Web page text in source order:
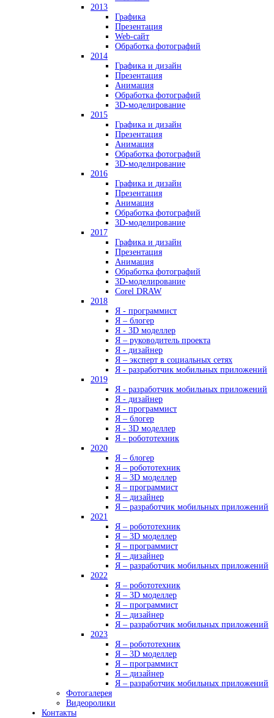
2013
Графика
Презентация
Web-сайт
Обработка фотографий
2014
Графика и дизайн
Презентация
Анимация
Обработка фотографий
3D-моделирование
2015
Графика и дизайн
Презентация
Анимация
Обработка фотографий
3D-моделирование
2016
Графика и дизайн
Презентация
Анимация
Обработка фотографий
3D-моделирование
2017
Графика и дизайн
Презентация
Анимация
Обработка фотографий
3D-моделирование
Corel DRAW
2018
Я - программист
Я – блогер
Я - 3D моделлер
Я – руководитель проекта
Я - дизайнер
Я – эксперт в социальных сетях
Я - разработчик мобильных приложений
2019
Я - разработчик мобильных приложений
Я - дизайнер
Я - программист
Я – блогер
Я - 3D моделлер
Я - робототехник
2020
Я – блогер
Я – робототехник
Я – 3D моделлер
Я – программист
Я – дизайнер
Я – разработчик мобильных приложений
2021
Я – робототехник
Я – 3D моделлер
Я – программист
Я – дизайнер
Я – разработчик мобильных приложений
2022
Я – робототехник
Я – 3D моделлер
Я – программист
Я – дизайнер
Я – разработчик мобильных приложений
2023
Я – робототехник
Я – 3D моделлер
Я – программист
Я – дизайнер
Я – разработчик мобильных приложений
Фотогалерея
Видеоролики
Контакты